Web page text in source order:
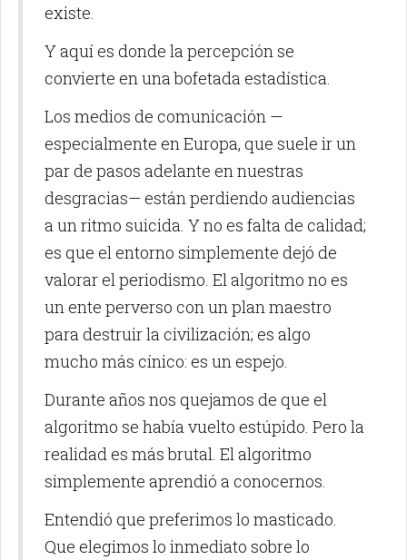
existe.
Y aquí es donde la percepción se
convierte en una bofetada estadística.
Los medios de comunicación —
especialmente en Europa, que suele ir un
par de pasos adelante en nuestras
desgracias— están perdiendo audiencias
a un ritmo suicida. Y no es falta de calidad;
es que el entorno simplemente dejó de
valorar el periodismo. El algoritmo no es
un ente perverso con un plan maestro
para destruir la civilización; es algo
mucho más cínico: es un espejo.
Durante años nos quejamos de que el
algoritmo se había vuelto estúpido. Pero la
realidad es más brutal. El algoritmo
simplemente aprendió a conocernos.
Entendió que preferimos lo masticado.
Que elegimos lo inmediato sobre lo